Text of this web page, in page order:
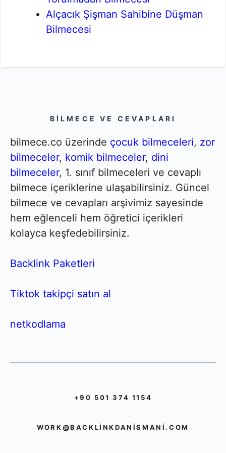
Alçacık Şişman Sahibine Düşman
Bilmecesi
BILMECE VE CEVAPLARI
bilmece.co üzerinde çocuk bilmeceleri, zor
bilmeceler, komik bilmeceler, dini
bilmeceler, 1. sınıf bilmeceleri ve cevaplı
bilmece içeriklerine ulaşabilirsiniz. Güncel
bilmece ve cevapları arşivimiz sayesinde
hem eğlenceli hem öğretici içerikleri
kolayca keşfedebilirsiniz.
Backlink Paketleri
Tiktok takipçi satın al
netkodlama
+90 501 374 1154
WORK@BACKLINKDANISMANI.COM